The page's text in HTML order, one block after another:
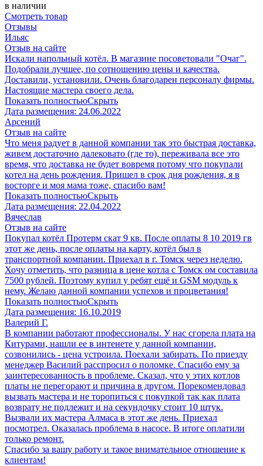
в наличии
Смотреть товар
Отзывы
Ильяс
Отзыв на сайте
Искали напольный котёл. В магазине посоветовали "Очаг".
Подобрали лучшее, по сотношению цены и качества.
Доставили, установили. Очень благодарен персоналу фирмы.
Настоящие мастера своего дела.
Показать полностьюСкрыть
Дата размещения: 24.06.2022
Арсений
Отзыв на сайте
Что меня радует в данной компании так это быстрая доставка,
живем достаточно далековато (где то), переживала все это
время, что доставка не будет вовремя потому что покупали
котел на день рождения. Пришел в срок дня рождения, я в
восторге и моя мама тоже, спасибо вам!
Показать полностьюСкрыть
Дата размещения: 22.04.2022
Вячеслав
Отзыв на сайте
Покупал котёл Протерм скат 9 кв. После оплаты 8 10 2019 гв
этот же день, после оплаты на карту, котёл был в
транспортной компании. Приехал в г. Томск через неделю.
Хочу отметить, что разница в цене котла с Томск ом составила
7500 рублей. Поэтому купил у ребят ещё и GSM модуль к
нему. Желаю данной компании успехов и процветания!
Показать полностьюСкрыть
Дата размещения: 16.10.2019
Валерий Г.
В компании работают профессионалы. У нас сгорела плата на
Китурами, нашли ее в интенете у данной компании,
созвонились - цена устроила. Поехали забирать. По приезду
менеджер Василий расспросил о поломке. Спасибо ему за
заинтересованность в проблеме. Сказал, что у этих котлов
платы не перегорают и причина в другом. Порекомендовал
вызвать мастера и не торопиться с покупкой так как плата
возврату не подлежит и на секундочку стоит 10 штук.
Вызвали их мастера Алмаса в этот же день. Приехал
посмотрел. Оказалась проблема в насосе. В итоге оплатили
только ремонт.
Спасибо за вашу работу и такое внимательное отношение к
клиентам!